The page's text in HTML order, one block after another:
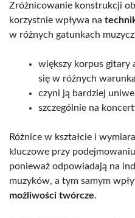
Zróżnicowanie konstrukcji
korzystnie wpływa na
w różnych gatunkach
większy korpus gitary
się w różnych
czyni ją bardziej
szczególnie na
Różnice w kształcie i
kluczowe przy
ponieważ odpowiadają na
muzyków, a tym samym
możliwości twórcze.